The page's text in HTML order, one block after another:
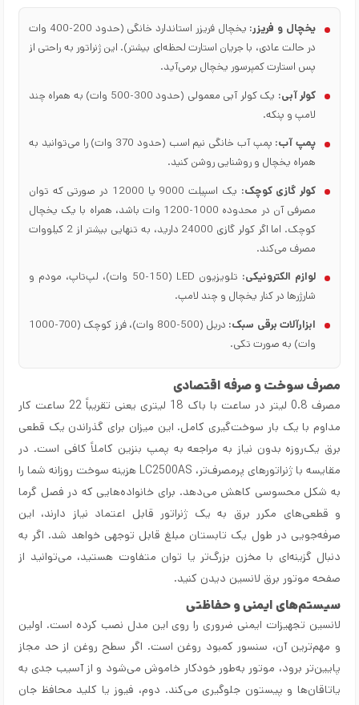
یخچال و فریزر:
یخچال فریزر استاندارد خانگی (حدود 200-400 وات
در حالت عادی، با جریان استارت لحظه‌ای بیشتر). این ژنراتور به راحتی از
پس استارت کمپرسور یخچال برمی‌آید.
کولر آبی:
یک کولر آبی معمولی (حدود 300-500 وات) به همراه چند
لامپ و پنکه.
پمپ آب:
پمپ آب خانگی نیم اسب (حدود 370 وات) را می‌توانید به
همراه یخچال و روشنایی روشن کنید.
کولر گازی کوچک:
یک اسپیلت 9000 یا 12000 در صورتی که توان
مصرفی آن در محدوده 1000-1200 وات باشد، همراه با یک یخچال
کوچک. اما اگر کولر گازی 24000 دارید، به تنهایی بیشتر از 2 کیلووات
مصرف می‌کند.
لوازم الکترونیکی:
تلویزیون LED (50-150 وات)، لپ‌تاپ، مودم و
شارژرها در کنار یخچال و چند لامپ.
ابزارآلات برقی سبک:
دریل (500-800 وات)، فرز کوچک (700-1000
وات) به صورت تکی.
مصرف سوخت و صرفه اقتصادی
مصرف 0.8 لیتر در ساعت با باک 18 لیتری یعنی تقریباً 22 ساعت کار
مداوم با یک بار سوخت‌گیری کامل. این میزان برای گذراندن یک قطعی
برق یک‌روزه بدون نیاز به مراجعه به پمپ بنزین کاملاً کافی است. در
مقایسه با ژنراتورهای پرمصرف‌تر، LC2500AS هزینه سوخت روزانه شما را
به شکل محسوسی کاهش می‌دهد. برای خانواده‌هایی که در فصل گرما
و قطعی‌های مکرر برق به یک ژنراتور قابل اعتماد نیاز دارند، این
صرفه‌جویی در طول یک تابستان مبلغ قابل توجهی خواهد شد. اگر به
دنبال گزینه‌ای با مخزن بزرگ‌تر یا توان متفاوت هستید، می‌توانید از
صفحه موتور برق لانسین دیدن کنید.
سیستم‌های ایمنی و حفاظتی
لانسین تجهیزات ایمنی ضروری را روی این مدل نصب کرده است. اولین
و مهم‌ترین آن، سنسور کمبود روغن است. اگر سطح روغن از حد مجاز
پایین‌تر برود، موتور به‌طور خودکار خاموش می‌شود و از آسیب جدی به
یاتاقان‌ها و پیستون جلوگیری می‌کند. دوم، فیوز یا کلید محافظ جان